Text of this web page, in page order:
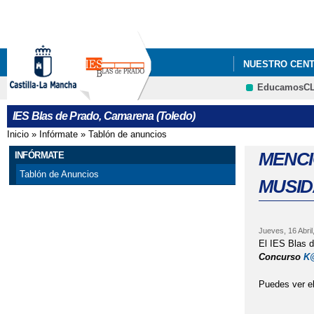
NUESTRO
IES Blas de Prado, Camarena (Toledo)
Se encuentra usted aquí
Inicio » Infórmate » Tablón de anuncios
INFÓRMATE
Tablón de Anuncios
Jueves, 16
El IES Blas
Concurso
Puedes ver